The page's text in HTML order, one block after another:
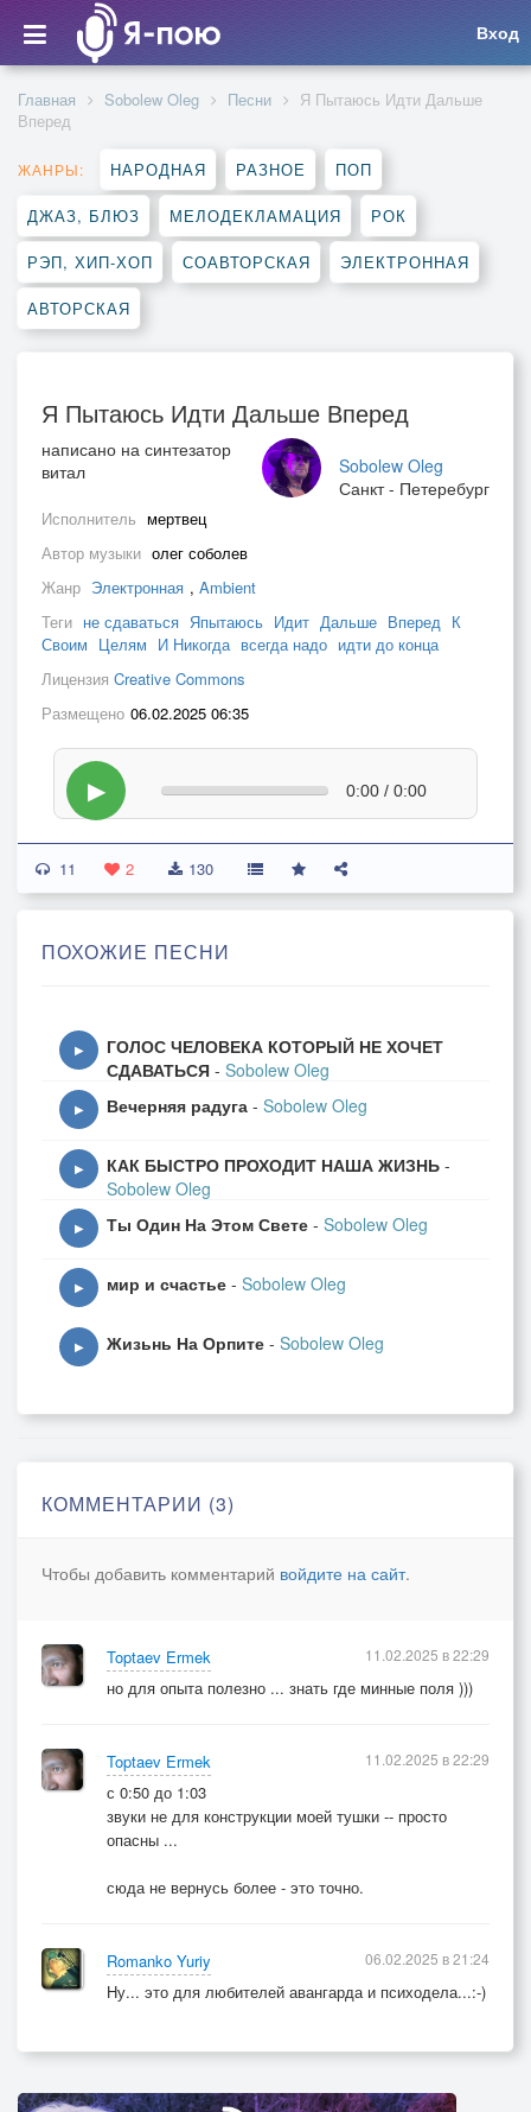
Вход
Главная Sobolew Oleg Песни
Я Пытаюсь Идти Дальше
Вперед
ЖАНРЫ: НАРОДНАЯ РАЗНОЕ ПОП
ДЖАЗ, БЛЮЗ МЕЛОДЕКЛАМАЦИЯ РОК
РЭП, ХИП-ХОП СОАВТОРСКАЯ ЭЛЕКТРОННАЯ
АВТОРСКАЯ
Я Пытаюсь Идти Дальше Вперед
Sobolew Oleg
Санкт - Петеребург
написано на синтезатор
витал
Исполнитель мертвец
Автор музыки олег соболев
Жанр Электронная , Ambient
Теги не сдаваться Япытаюсь Идит Дальше Вперед К
Своим Целям И Никогда всегда надо идти до конца
Лицензия Creative Commons
Размещено 06.02.2025 06:35
▶ 0:00 / 0:00
11 2 130
ПОХОЖИЕ ПЕСНИ
▶
ГОЛОС ЧЕЛОВЕКА КОТОРЫЙ НЕ ХОЧЕТ
СДАВАТЬСЯ - Sobolew Oleg
▶ Вечерняя радуга - Sobolew Oleg
▶ КАК БЫСТРО ПРОХОДИТ НАША ЖИЗНЬ -
Sobolew Oleg
▶ Ты Один На Этом Свете - Sobolew Oleg
▶ мир и счастье - Sobolew Oleg
▶ Жизьнь На Орпите - Sobolew Oleg
КОММЕНТАРИИ (3)
Чтобы добавить комментарий войдите на сайт.
Toptaev Ermek
но для опыта полезно ... знать где минные поля )))
11.02.2025 в 22:29
Toptaev Ermek
с 0:50 до 1:03
звуки не для конструкции моей тушки -- просто
опасны ...
сюда не вернусь более - это точно.
11.02.2025 в 22:29
Romanko Yuriy
Ну... это для любителей авангарда и психодела...:-)
06.02.2025 в 21:24